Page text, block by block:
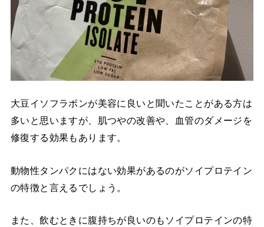
大豆イソフラボンが美容に良いと聞いたことがある方は
多いと思いますが、肌つやの改善や、血管のダメージを
修復する効果もあります。
動物性タンパクにはない効果があるのがソイプロテイン
の特徴と言えるでしょう。
また、飲むときに腹持ちが良いのもソイプロテインの特